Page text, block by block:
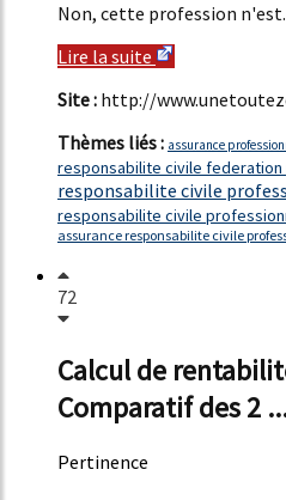
Non, cette profession
Lire la suite
Site : http://
Thèmes liés : assurance
responsabilite civile
responsabilite civile
responsabilite civile
assurance responsabilite civile
72
Calcul de
Comparatif des 2
Pertinence